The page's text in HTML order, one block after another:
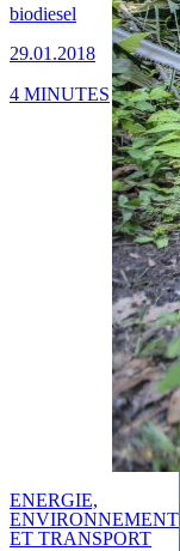
biodiesel
29.01.2018
4 MINUTES
ENERGIE,
ENVIRONNEMENT
ET TRANSPORT